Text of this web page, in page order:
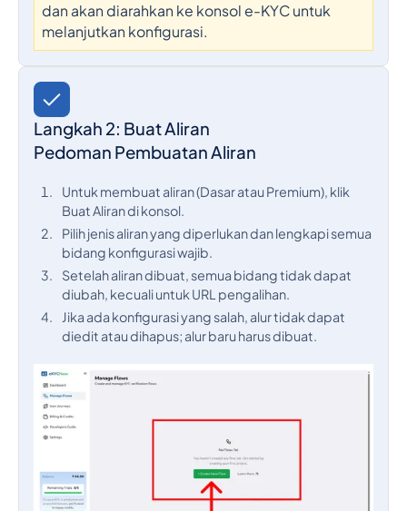
dan akan diarahkan ke konsol e-KYC untuk
melanjutkan konfigurasi.
Langkah 2: Buat Aliran
Pedoman Pembuatan Aliran
Untuk membuat aliran (Dasar atau Premium), klik
Buat Aliran di konsol.
Pilih jenis aliran yang diperlukan dan lengkapi semua
bidang konfigurasi wajib.
Setelah aliran dibuat, semua bidang tidak dapat
diubah, kecuali untuk URL pengalihan.
Jika ada konfigurasi yang salah, alur tidak dapat
diedit atau dihapus; alur baru harus dibuat.